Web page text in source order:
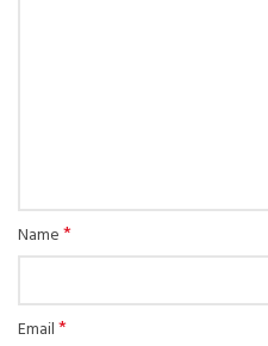
Name*
Email*